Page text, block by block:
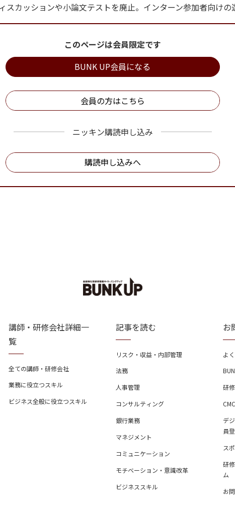
カッションや小論文テストを廃止。インターン参加者向けの
このページは会員限定です
BUNK UP会員になる
会員の方はこちら
ニッキン購読申し込み
購読申し込みへ
講師・研修会社詳細一
覧
全ての講師・研修会社
業務に役立つスキル
ビジネス全般に役立つスキル
記事を読む
リスク・収益・内部管理
法務
人事管理
コンサルティング
銀行業務
マネジメント
コミュニケーション
モチベーション・意識改革
ビジネススキル
お
よ
研
デ
員
ス
研
ム
お